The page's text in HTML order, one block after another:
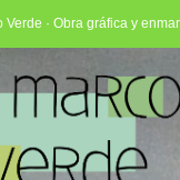
Verde · Obra gráfica y